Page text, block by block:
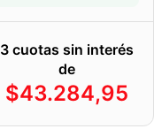
3 cuotas sin interés
de
$43.284,95